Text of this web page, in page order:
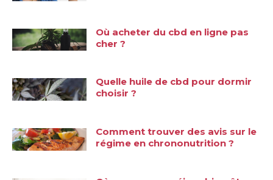
Où acheter du cbd en ligne pas
cher ?
Quelle huile de cbd pour dormir
choisir ?
Comment trouver des avis sur le
régime en chrononutrition ?